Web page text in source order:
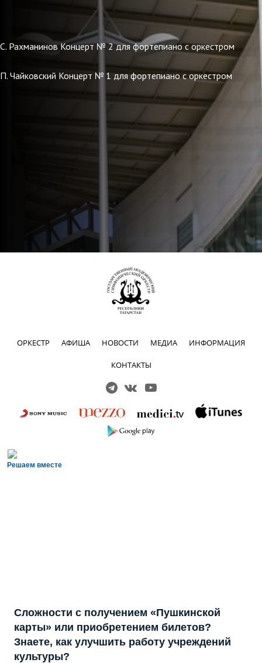
С. Рахманинов Концерт № 2 для фортепиано с оркестром
П. Чайковский Концерт № 1 для фортепиано с оркестром
ОРКЕСТР АФИША НОВОСТИ МЕДИА ИНФОРМАЦИЯ
КОНТАКТЫ
Решаем вместе
Сложности с получением «Пушкинской
карты» или приобретением билетов?
Знаете, как улучшить работу учреждений
культуры?